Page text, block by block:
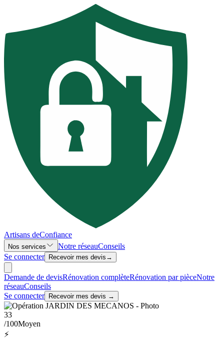
Artisans deConfiance
Nos services Notre réseauConseils
Se connecter
Recevoir mes devis →
Demande de devisRénovation complèteRénovation par pièceNotre
réseauConseils
Se connecter
Recevoir mes devis →
33
/100Moyen
⚡